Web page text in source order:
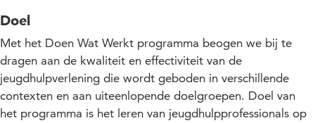
Doel
Met het Doen Wat Werkt programma beogen we bij te
dragen aan de kwaliteit en effectiviteit van de
jeugdhulpverlening die wordt geboden in verschillende
contexten en aan uiteenlopende doelgroepen. Doel van
het programma is het leren van jeugdhulpprofessionals op